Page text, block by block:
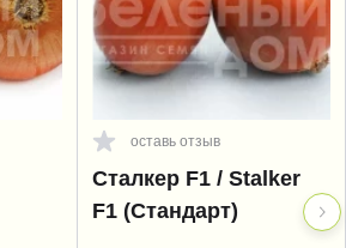
оставь отзыв
Сталкер F1 / Stalker
F1 (Стандарт)